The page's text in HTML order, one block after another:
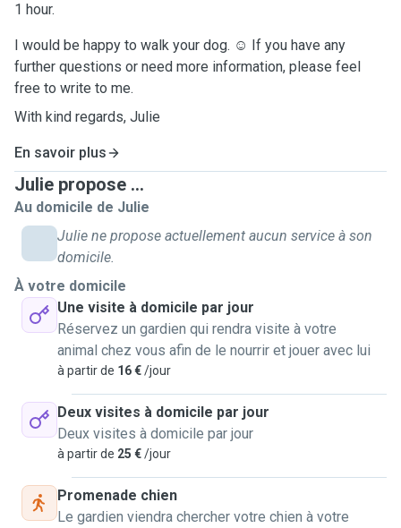
1 hour.
I would be happy to walk your dog. ☺️ If you have any
further questions or need more information, please feel
free to write to me.
With kind regards, Julie
En savoir plus
Julie propose ...
Au domicile de Julie
Julie ne propose actuellement aucun service à son
domicile.
À votre domicile
Une visite à domicile par jour
Réservez un gardien qui rendra visite à votre
animal chez vous afin de le nourrir et jouer avec lui
à partir de 16 €/jour
Deux visites à domicile par jour
Deux visites à domicile par jour
à partir de 25 €/jour
Promenade chien
Le gardien viendra chercher votre chien à votre